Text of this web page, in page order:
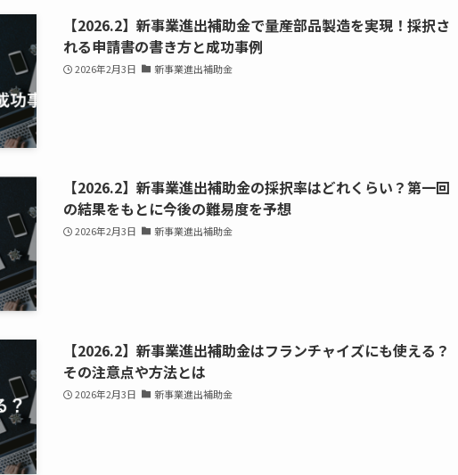
【2026.2】新事業進出補助金で量産部品製造を実現！採択さ
れる申請書の書き方と成功事例
2026年2月3日 新事業進出補助金
【2026.2】新事業進出補助金の採択率はどれくらい？第一回
の結果をもとに今後の難易度を予想
2026年2月3日 新事業進出補助金
【2026.2】新事業進出補助金はフランチャイズにも使える？
その注意点や方法とは
2026年2月3日 新事業進出補助金